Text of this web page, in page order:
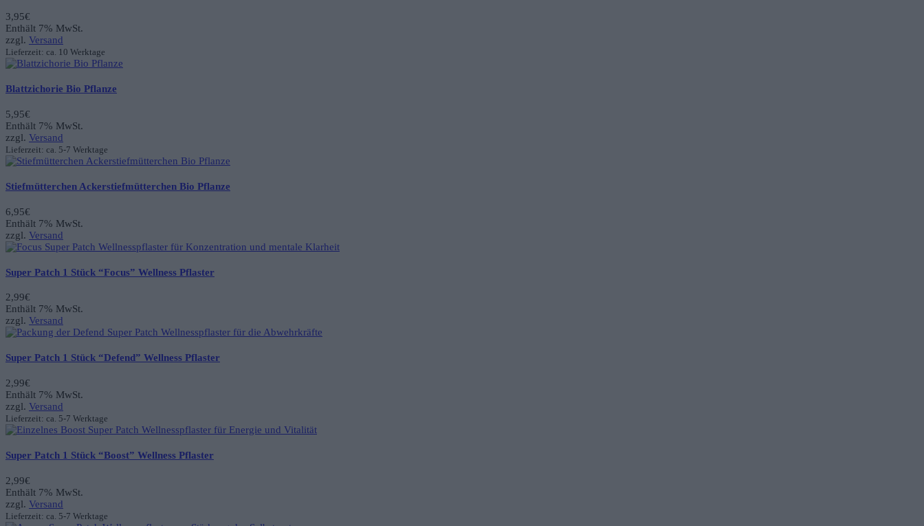
3,95€
Enthält 7% MwSt.
zzgl. Versand
Lieferzeit: ca. 10 Werktage
Blattzichorie Bio Pflanze
5,95€
Enthält 7% MwSt.
zzgl. Versand
Lieferzeit: ca. 5-7 Werktage
Stiefmütterchen Ackerstiefmütterchen Bio Pflanze
6,95€
Enthält 7% MwSt.
zzgl. Versand
Super Patch 1 Stück “Focus” Wellness Pflaster
2,99€
Enthält 7% MwSt.
zzgl. Versand
Super Patch 1 Stück “Defend” Wellness Pflaster
2,99€
Enthält 7% MwSt.
zzgl. Versand
Lieferzeit: ca. 5-7 Werktage
Super Patch 1 Stück “Boost” Wellness Pflaster
2,99€
Enthält 7% MwSt.
zzgl. Versand
Lieferzeit: ca. 5-7 Werktage